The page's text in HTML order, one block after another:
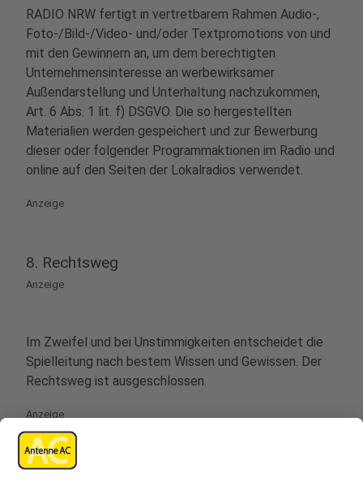
RADIO NRW fertigt in vertretbarem Rahmen Audio-,
Foto-/Bild-/Video- und/oder Textpromotions von und
mit den Gewinnern an, um dem berechtigten
Unternehmensinteresse an werbewirksamer
Außendarstellung und Unterhaltung nachzukommen,
Art. 6 Abs. 1 lit. f) DSGVO. Die so hergestellten
Materialien werden gespeichert und zur Bewerbung
dieser oder folgender Programmaktionen im Radio und
online auf den Seiten der Lokalradios verwendet.
Anzeige
8. Rechtsweg
Anzeige
Im Zweifel und bei Unstimmigkeiten entscheidet die
Spielleitung nach bestem Wissen und Gewissen. Der
Rechtsweg ist ausgeschlossen.
Anzeige
9. Schriftformerfordernis/Salvatorische